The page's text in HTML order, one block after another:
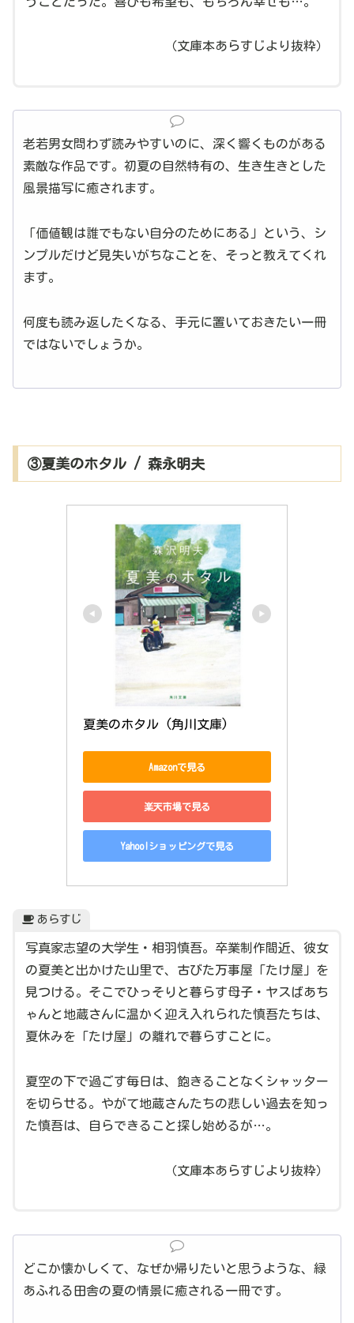
（文庫本あらすじより抜粋）
老若男女問わず読みやすいのに、深く響くものがある
素敵な作品です。初夏の自然特有の、生き生きとした
風景描写に癒されます。
「価値観は誰でもない自分のためにある」という、シ
ンプルだけど見失いがちなことを、そっと教えてくれ
ます。
何度も読み返したくなる、手元に置いておきたい一冊
ではないでしょうか。
③夏美のホタル / 森永明夫
夏美のホタル (角川文庫)
Amazonで見る
楽天市場で見る
Yahoo!ショッピングで見る
あらすじ
写真家志望の大学生・相羽慎吾。卒業制作間近、彼女
の夏美と出かけた山里で、古びた万事屋「たけ屋」を
見つける。そこでひっそりと暮らす母子・ヤスばあち
ゃんと地蔵さんに温かく迎え入れられた慎吾たちは、
夏休みを「たけ屋」の離れで暮らすことに。
夏空の下で過ごす毎日は、飽きることなくシャッター
を切らせる。やがて地蔵さんたちの悲しい過去を知っ
た慎吾は、自らできること探し始めるが…。
（文庫本あらすじより抜粋）
どこか懐かしくて、なぜか帰りたいと思うような、緑
あふれる田舎の夏の情景に癒される一冊です。